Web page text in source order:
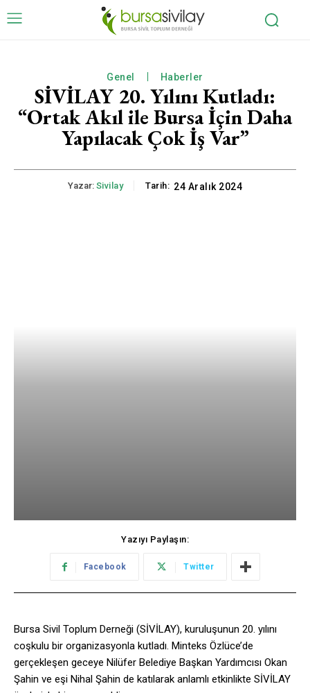
Genel Haberler
SİVİLAY 20. Yılını Kutladı:
“Ortak Akıl ile Bursa İçin Daha
Yapılacak Çok İş Var”
Yazar: Sivilay Tarih: 24 Aralık 2024
Yazıyı Paylaşın:
Facebook Twitter
Bursa Sivil Toplum Derneği (SİVİLAY), kuruluşunun 20. yılını
coşkulu bir organizasyonla kutladı. Minteks Özlüce’de
gerçekleşen geceye Nilüfer Belediye Başkan Yardımcısı Okan
Şahin ve eşi Nihal Şahin de katılarak anlamlı etkinlikte SİVİLAY